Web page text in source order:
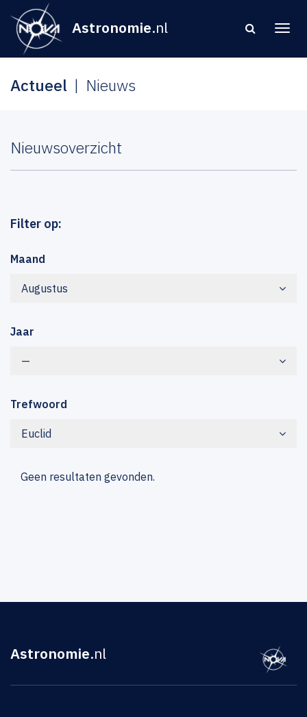
Astronomie.nl
Actueel Nieuws
Nieuwsoverzicht
Filter op:
Maand
Augustus
Jaar
—
Trefwoord
Euclid
Geen resultaten gevonden.
Astronomie.nl